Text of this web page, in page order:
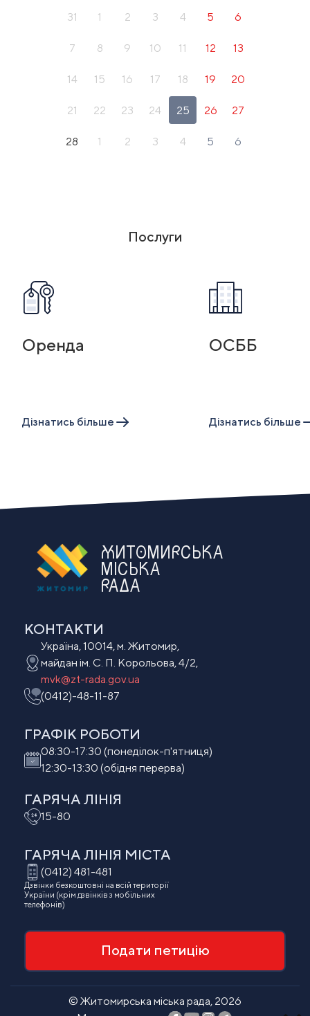
31 1 2 3 4 5 6
7 8 9 10 11 12 13
14 15 16 17 18 19 20
21 22 23 24 25 26 27
28 1 2 3 4 5 6
Послуги
Оренда
Дiзнатись бiльше
ОСББ
Дiзнатись бiльше
ЖИТОМИРСЬКА
МІСЬКА
РАДА
КОНТАКТИ
Україна, 10014, м. Житомир,
майдан ім. С. П. Корольова, 4/2,
mvk@zt-rada.gov.ua
(0412)-48-11-87
ГРАФІК РОБОТИ
08:30-17:30 (понеділок-п'ятниця)
12:30-13:30 (обідня перерва)
ГАРЯЧА ЛІНІЯ
15-80
ГАРЯЧА ЛІНІЯ МIСТА
(0412) 481-481
Дзвінки безкоштовні на всій території
України (крім дзвінків з мобільних
телефонів)
Подати петицію
© Житомирська міська рада, 2026